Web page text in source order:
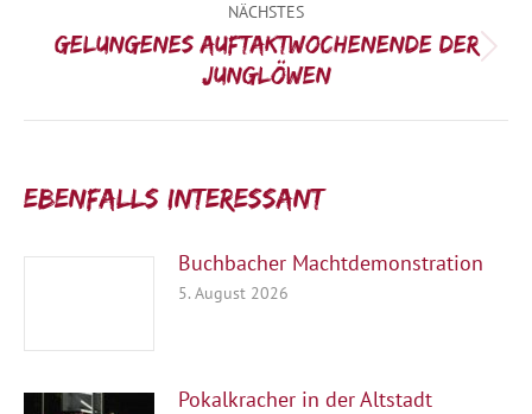
NÄCHSTES
Nächster
Beitrag:
Gelungenes Auftaktwochenende der
Junglöwen
Ebenfalls interessant:
Buchbacher Machtdemonstration
5. August 2026
Pokalkracher in der Altstadt